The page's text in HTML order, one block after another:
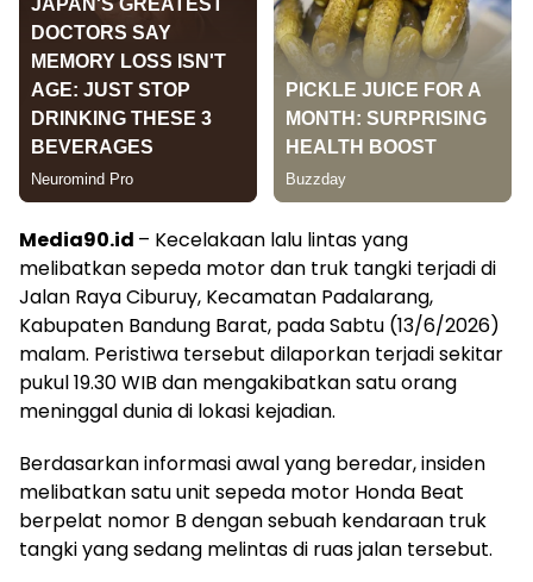
Media90.id – Kecelakaan lalu lintas yang
melibatkan sepeda motor dan truk tangki terjadi di
Jalan Raya Ciburuy, Kecamatan Padalarang,
Kabupaten Bandung Barat, pada Sabtu (13/6/2026)
malam. Peristiwa tersebut dilaporkan terjadi sekitar
pukul 19.30 WIB dan mengakibatkan satu orang
meninggal dunia di lokasi kejadian.
Berdasarkan informasi awal yang beredar, insiden
melibatkan satu unit sepeda motor Honda Beat
berpelat nomor B dengan sebuah kendaraan truk
tangki yang sedang melintas di ruas jalan tersebut.